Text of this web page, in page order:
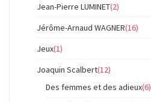
Jean-Pierre LUMINET(2)
Jérôme-Arnaud WAGNER(16)
Jeux(1)
Joaquin Scalbert(12)
Des femmes et des adieux(6)